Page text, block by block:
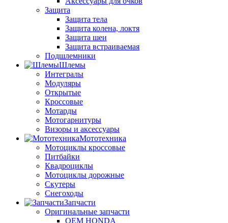
Защита
Защита тела
Защита колена, локтя
Защита шеи
Защита встраиваемая
Подшлемники
Шлемы
Интегралы
Модуляры
Открытые
Кроссовые
Мотарды
Мотогарнитуры
Визоры и аксессуары
Мототехника
Мотоциклы кроссовые
Питбайки
Квадроциклы
Мотоциклы дорожные
Скутеры
Снегоходы
Запчасти
Оригинальные запчасти
OEM HONDA